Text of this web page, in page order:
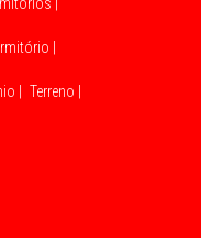
|
|
Terreno |